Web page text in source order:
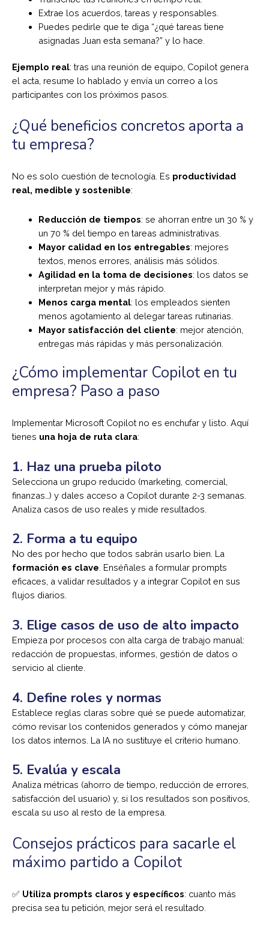
Extrae los acuerdos, tareas y responsables.
Puedes pedirle que te diga “¿qué tareas tiene
asignadas Juan esta semana?” y lo hace.
Ejemplo real: tras una reunión de equipo, Copilot genera
el acta, resume lo hablado y envía un correo a los
participantes con los próximos pasos.
¿Qué beneficios concretos aporta a
tu empresa?
No es solo cuestión de tecnología. Es productividad
real, medible y sostenible:
Reducción de tiempos: se ahorran entre un 30 % y
un 70 % del tiempo en tareas administrativas.
Mayor calidad en los entregables: mejores
textos, menos errores, análisis más sólidos.
Agilidad en la toma de decisiones: los datos se
interpretan mejor y más rápido.
Menos carga mental: los empleados sienten
menos agotamiento al delegar tareas rutinarias.
Mayor satisfacción del cliente: mejor atención,
entregas más rápidas y más personalización.
¿Cómo implementar Copilot en tu
empresa? Paso a paso
Implementar Microsoft Copilot no es enchufar y listo. Aquí
tienes una hoja de ruta clara:
1. Haz una prueba piloto
Selecciona un grupo reducido (marketing, comercial,
finanzas…) y dales acceso a Copilot durante 2-3 semanas.
Analiza casos de uso reales y mide resultados.
2. Forma a tu equipo
No des por hecho que todos sabrán usarlo bien. La
formación es clave. Enséñales a formular prompts
eficaces, a validar resultados y a integrar Copilot en sus
flujos diarios.
3. Elige casos de uso de alto impacto
Empieza por procesos con alta carga de trabajo manual:
redacción de propuestas, informes, gestión de datos o
servicio al cliente.
4. Define roles y normas
Establece reglas claras sobre qué se puede automatizar,
cómo revisar los contenidos generados y cómo manejar
los datos internos. La IA no sustituye el criterio humano.
5. Evalúa y escala
Analiza métricas (ahorro de tiempo, reducción de errores,
satisfacción del usuario) y, si los resultados son positivos,
escala su uso al resto de la empresa.
Consejos prácticos para sacarle el
máximo partido a Copilot
✅ Utiliza prompts claros y específicos: cuanto más
precisa sea tu petición, mejor será el resultado.